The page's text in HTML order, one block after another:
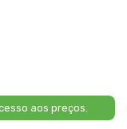
aos preços.